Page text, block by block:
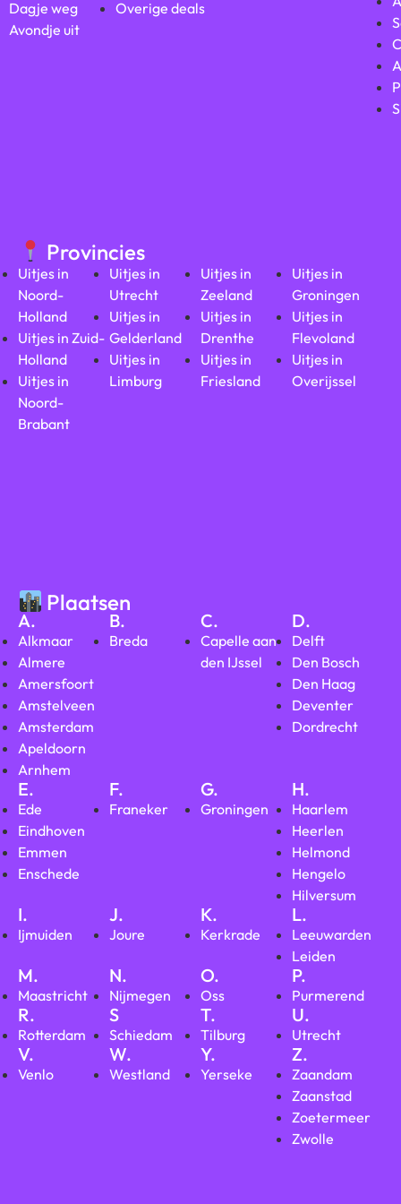
Dagje weg
Avondje uit
Overige deals
Provincies
Uitjes in
Noord-
Holland
Uitjes in Zuid-
Holland
Uitjes in
Noord-
Brabant
Uitjes in
Utrecht
Uitjes in
Gelderland
Uitjes in
Limburg
Uitjes in
Zeeland
Uitjes in
Drenthe
Uitjes in
Friesland
Uitjes in
Groningen
Uitjes in
Flevoland
Uitjes in
Overijssel
Plaatsen
A.
Alkmaar
Almere
Amersfoort
Amstelveen
Amsterdam
Apeldoorn
Arnhem
B.
Breda
C.
Capelle aan
den IJssel
D.
Delft
Den Bosch
Den Haag
Deventer
Dordrecht
E.
Ede
Eindhoven
Emmen
Enschede
F.
Franeker
G.
Groningen
H.
Haarlem
Heerlen
Helmond
Hengelo
Hilversum
I.
Ijmuiden
J.
Joure
K.
Kerkrade
L.
Leeuwarden
Leiden
M.
Maastricht
N.
Nijmegen
O.
Oss
P.
Purmerend
R.
Rotterdam
S
Schiedam
T.
Tilburg
U.
Utrecht
V.
Venlo
W.
Westland
Y.
Yerseke
Z.
Zaandam
Zaanstad
Zoetermeer
Zwolle